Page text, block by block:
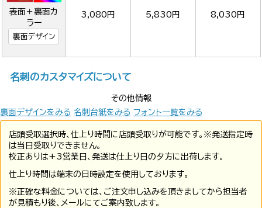
表面＋裏面カ
ラー
裏面デザイン
3,080円 5,830円 8,030円
名刺のカスタマイズについて
その他情報
裏面デザインをみる 名刺台紙をみる フォント一覧をみる
店頭受取選択時、仕上り時間に店頭受取りが可能です。※発送指定時
は当日受取りできません。
校正ありは+3営業日、発送は仕上り日の夕方に出荷します。
仕上り時間は端末の日時設定を使用しております。
※正確な料金については、ご注文申し込みを頂きましてから担当者
が見積もり後、メールにてご案内致します。